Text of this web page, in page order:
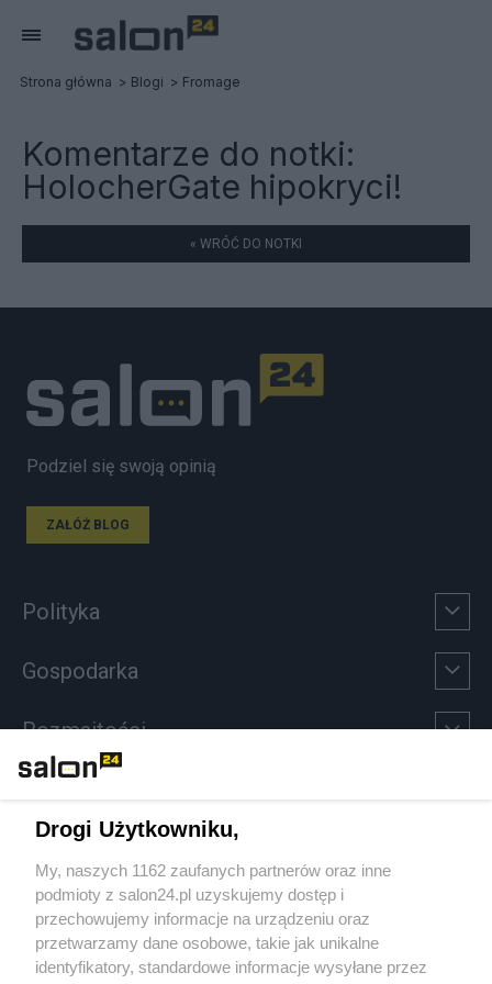
Strona główna Blogi Fromage
Komentarze do notki:
HolocherGate hipokryci!
« WRÓĆ DO NOTKI
Podziel się swoją opinią
ZAŁÓŻ BLOG
Polityka
Gospodarka
Rozmaitości
Sport
Społeczeństwo
Kultura
Drogi Użytkowniku,
My, naszych 1162 zaufanych partnerów oraz inne
podmioty z salon24.pl uzyskujemy dostęp i
przechowujemy informacje na urządzeniu oraz
przetwarzamy dane osobowe, takie jak unikalne
identyfikatory, standardowe informacje wysyłane przez